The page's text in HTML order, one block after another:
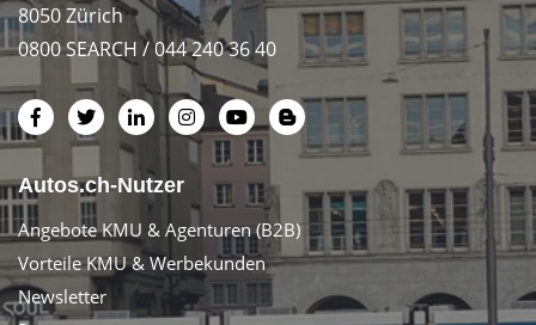
8050 Zürich
0800 SEARCH / 044 240 36 40
Autos.ch-Nutzer
Angebote KMU & Agenturen (B2B)
Vorteile KMU & Werbekunden
Newsletter